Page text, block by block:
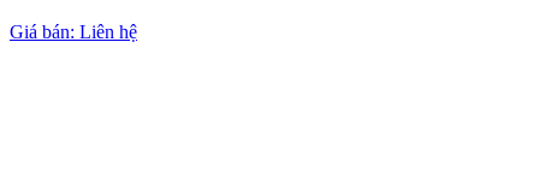
Giá bán: Liên hệ